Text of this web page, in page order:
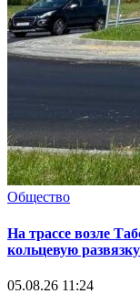
Общество
На трассе возле
кольцевую развязку
05.08.26 11:24